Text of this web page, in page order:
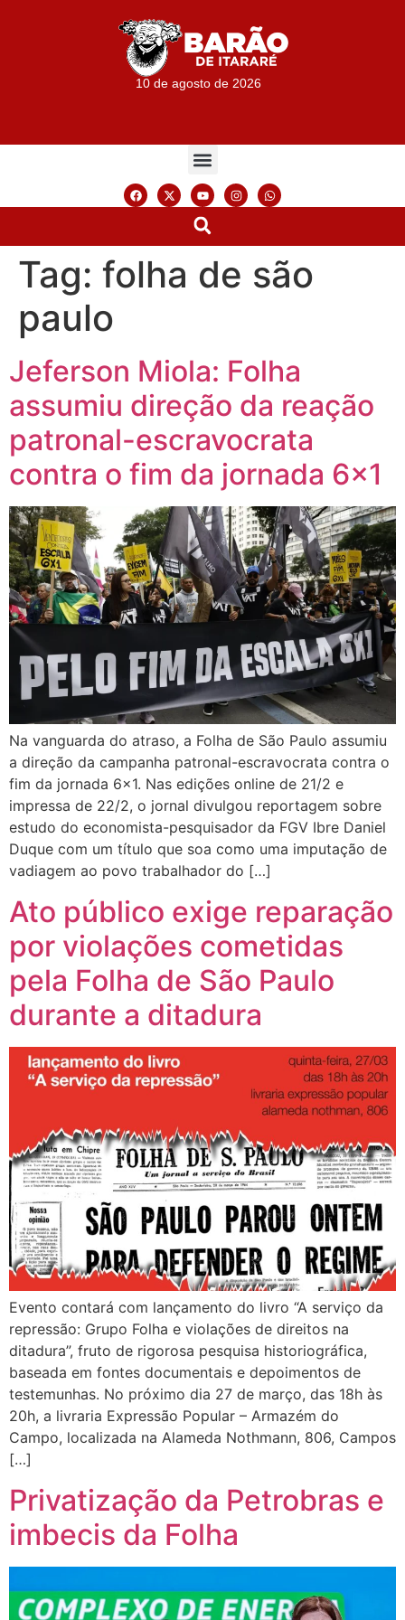
10 de agosto de 2026
Tag: folha de são
paulo
Jeferson Miola: Folha
assumiu direção da reação
patronal-escravocrata
contra o fim da jornada 6×1
Na vanguarda do atraso, a Folha de São Paulo assumiu
a direção da campanha patronal-escravocrata contra o
fim da jornada 6×1. Nas edições online de 21/2 e
impressa de 22/2, o jornal divulgou reportagem sobre
estudo do economista-pesquisador da FGV Ibre Daniel
Duque com um título que soa como uma imputação de
vadiagem ao povo trabalhador do […]
Ato público exige reparação
por violações cometidas
pela Folha de São Paulo
durante a ditadura
Evento contará com lançamento do livro “A serviço da
repressão: Grupo Folha e violações de direitos na
ditadura”, fruto de rigorosa pesquisa historiográfica,
baseada em fontes documentais e depoimentos de
testemunhas. No próximo dia 27 de março, das 18h às
20h, a livraria Expressão Popular – Armazém do
Campo, localizada na Alameda Nothmann, 806, Campos
[…]
Privatização da Petrobras e
imbecis da Folha